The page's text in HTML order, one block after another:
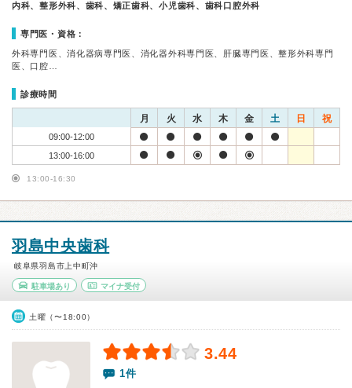
内科、整形外科、歯科、矯正歯科、小児歯科、歯科口腔外科
専門医・資格：
外科専門医、消化器病専門医、消化器外科専門医、肝臓専門医、整形外科専門
医、口腔…
診療時間
月 火 水 木 金 土 日 祝
09:00-12:00
13:00-16:00
13:00-16:30
羽島中央歯科
岐阜県羽島市上中町沖
駐車場あり マイナ受付
土曜（〜18:00）
3.44
1件